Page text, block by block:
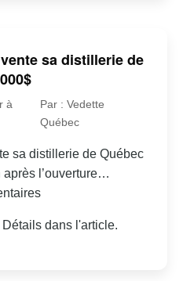
sa distillerie de
à
Par : Vedette
Québec
sa distillerie de Québec
l’ouverture…
dans l'article.